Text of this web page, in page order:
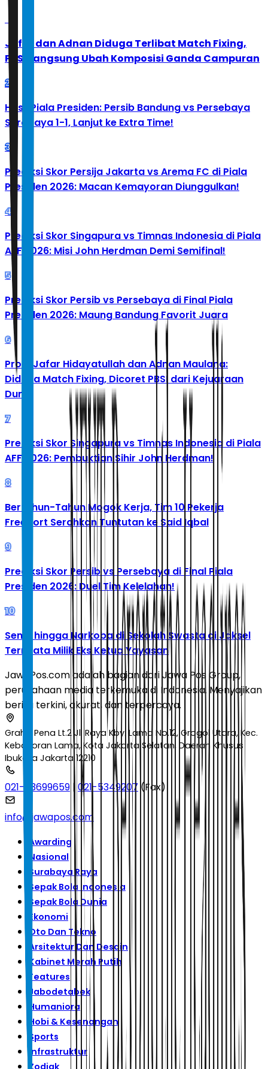
1
Jafar dan Adnan Diduga Terlibat Match Fixing,
PBSI Langsung Ubah Komposisi Ganda Campuran
2
Hasil Piala Presiden: Persib Bandung vs Persebaya
Surabaya 1-1, Lanjut ke Extra Time!
3
Prediksi Skor Persija Jakarta vs Arema FC di Piala
Presiden 2026: Macan Kemayoran Diunggulkan!
4
Prediksi Skor Singapura vs Timnas Indonesia di Piala
AFF 2026: Misi John Herdman Demi Semifinal!
5
Prediksi Skor Persib vs Persebaya di Final Piala
Presiden 2026: Maung Bandung Favorit Juara
6
Profil Jafar Hidayatullah dan Adnan Maulana:
Diduga Match Fixing, Dicoret PBSI dari Kejuaraan
Dunia
7
Prediksi Skor Singapura vs Timnas Indonesia di Piala
AFF 2026: Pembuktian Sihir John Herdman!
8
Bertahun-Tahun Mogok Kerja, Tim 10 Pekerja
Freeport Serahkan Tuntutan ke Said Iqbal
9
Prediksi Skor Persib vs Persebaya di Final Piala
Presiden 2026: Duel Tim Kelelahan!
10
Senpi hingga Narkoba di Sekolah Swasta di Jaksel
Ternyata Milik Eks Ketua Yayasan
JawaPos.com adalah bagian dari Jawa Pos Group,
perusahaan media terkemuka di Indonesia. Menyajikan
berita terkini, akurat, dan terpercaya.
Graha Pena Lt.2 Jl. Raya Kby. Lama No.12, Grogol Utara, Kec.
Kebayoran Lama, Kota Jakarta Selatan, Daerah Khusus
Ibukota Jakarta 12210
021-53699659 |021-5349207 (Fax)
info@jawapos.com
Awarding
Nasional
Surabaya Raya
Sepak Bola Indonesia
Sepak Bola Dunia
Ekonomi
Oto Dan Tekno
Arsitektur Dan Desain
Kabinet Merah Putih
Features
Jabodetabek
Humaniora
Hobi & Kesenangan
Sports
Infrastruktur